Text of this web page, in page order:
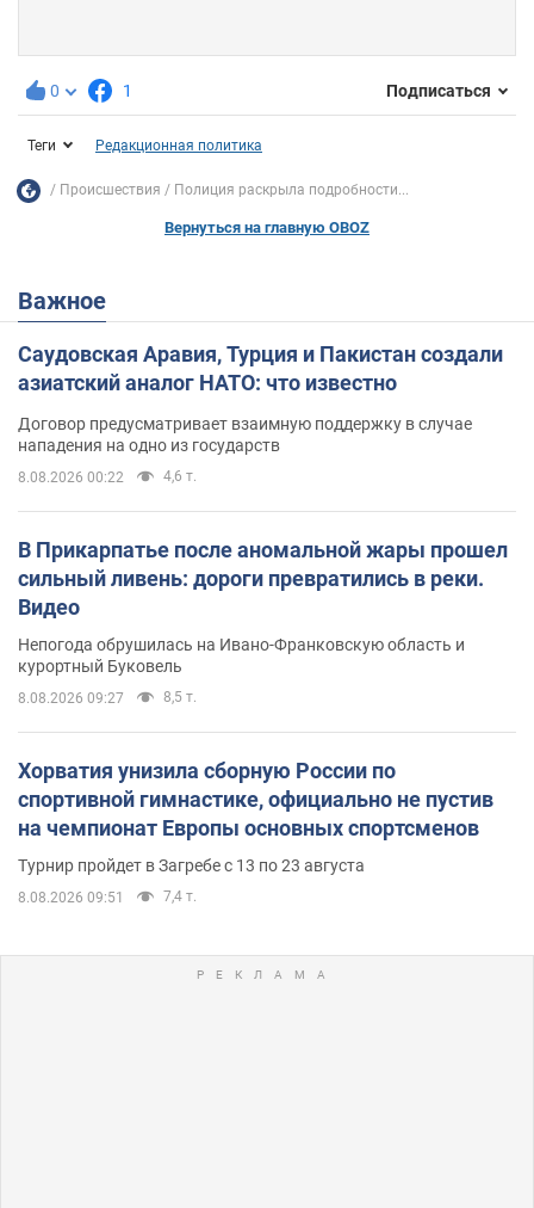
0 1 Подписаться
Теги Редакционная политика
Происшествия Полиция раскрыла подробности...
Вернуться на главную OBOZ
Важное
Саудовская Аравия, Турция и Пакистан создали
азиатский аналог НАТО: что известно
Договор предусматривает взаимную поддержку в случае
нападения на одно из государств
8.08.2026 00:22 4,6 т.
В Прикарпатье после аномальной жары прошел
сильный ливень: дороги превратились в реки.
Видео
Непогода обрушилась на Ивано-Франковскую область и
курортный Буковель
8.08.2026 09:27 8,5 т.
Хорватия унизила сборную России по
спортивной гимнастике, официально не пустив
на чемпионат Европы основных спортсменов
Турнир пройдет в Загребе с 13 по 23 августа
8.08.2026 09:51 7,4 т.